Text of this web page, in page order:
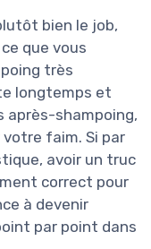
bien le job,
que vous
très
longtemps et
après-shampoing,
faim. Si par
avoir un truc
correct pour
à devenir
par point dans